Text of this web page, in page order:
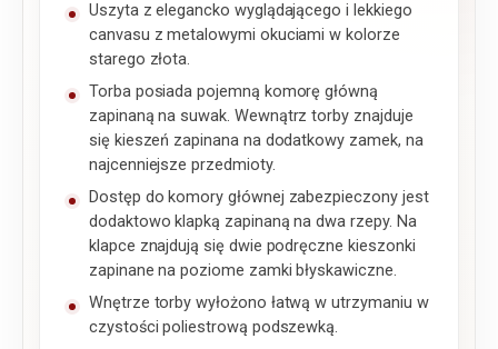
Uszyta z elegancko wyglądającego i lekkiego
canvasu z metalowymi okuciami w kolorze
starego złota.
Torba posiada pojemną komorę główną
zapinaną na suwak. Wewnątrz torby znajduje
się kieszeń zapinana na dodatkowy zamek, na
najcenniejsze przedmioty.
Dostęp do komory głównej zabezpieczony jest
dodaktowo klapką zapinaną na dwa rzepy. Na
klapce znajdują się dwie podręczne kieszonki
zapinane na poziome zamki błyskawiczne.
Wnętrze torby wyłożono łatwą w utrzymaniu w
czystości poliestrową podszewką.